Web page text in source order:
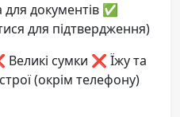
документів ✅
для підтвердження)
Великі сумки ❌ Їжу та
(окрім телефону)